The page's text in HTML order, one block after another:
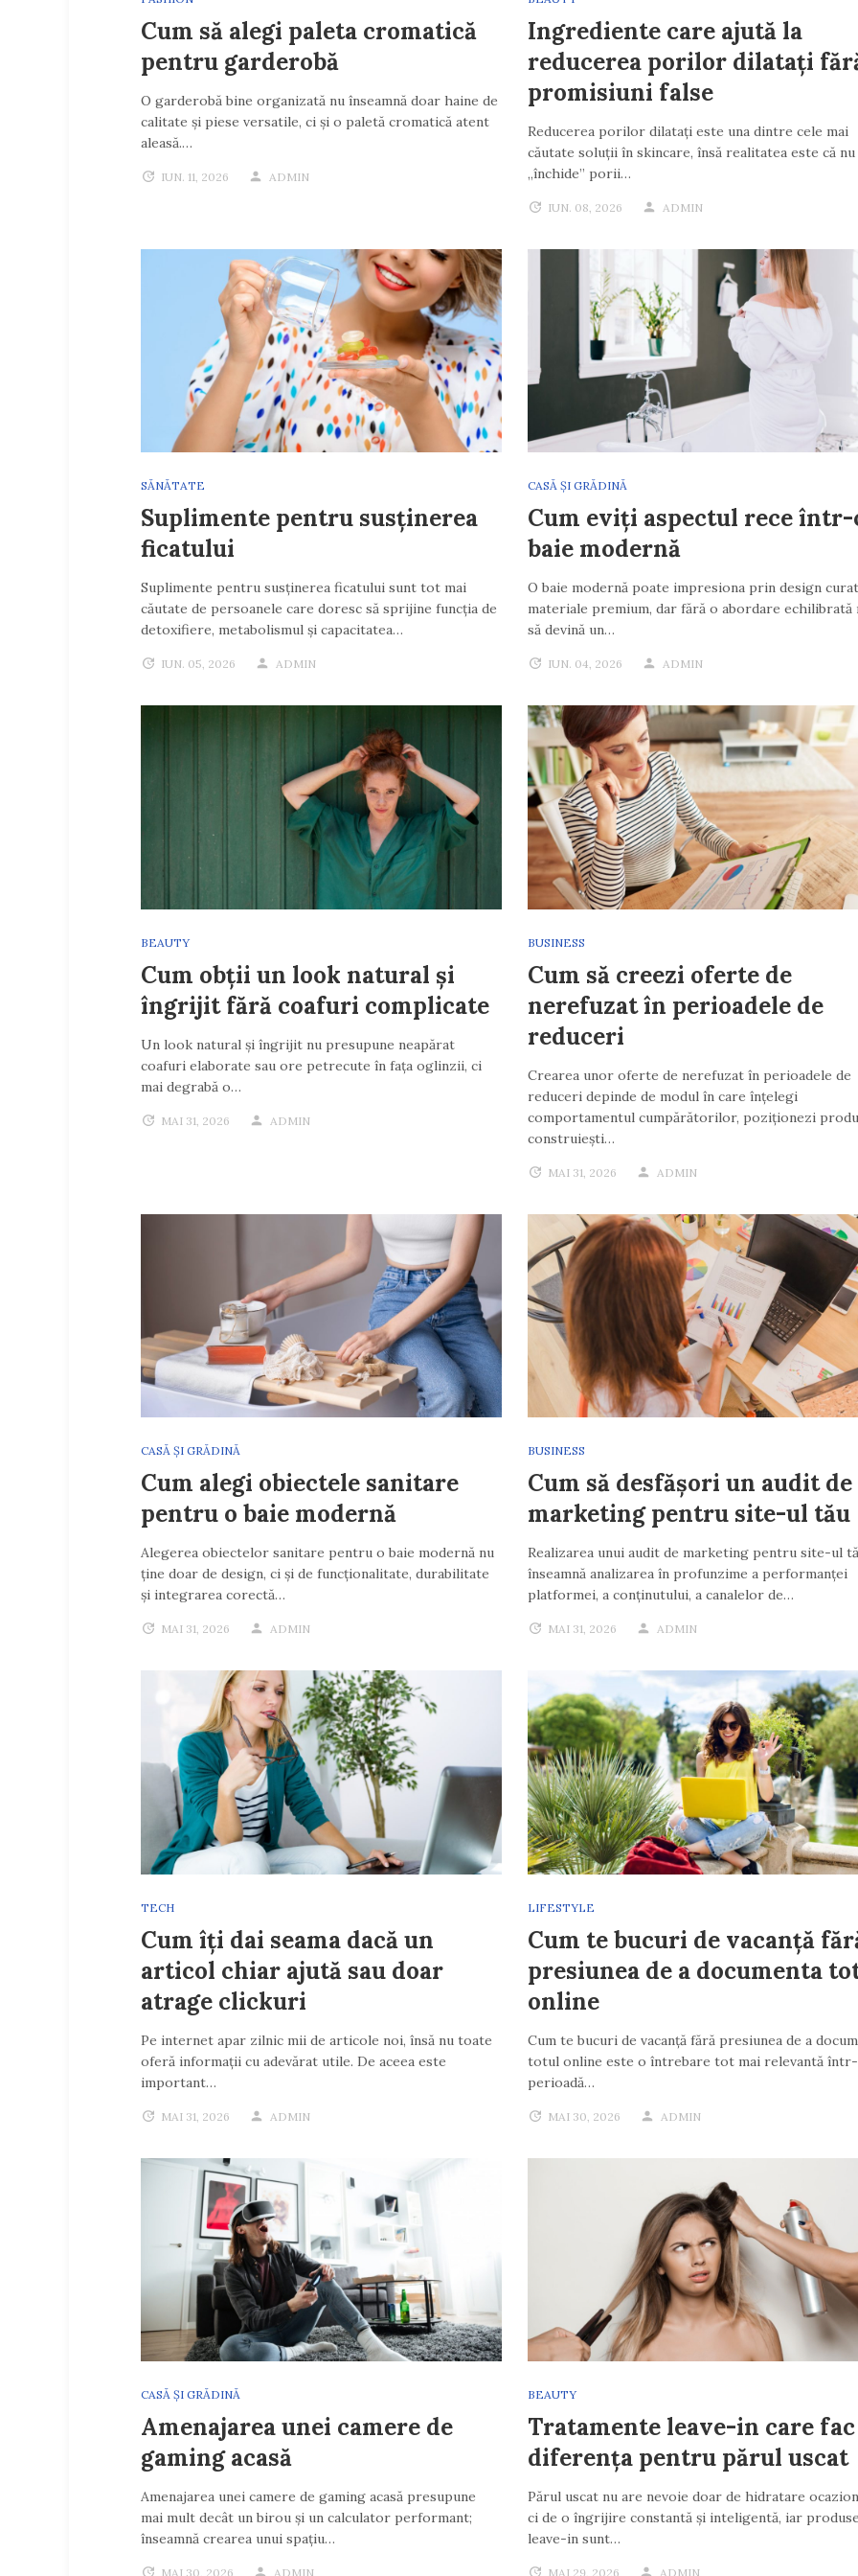
Cum să alegi paleta cromatică
pentru garderobă
O garderobă bine organizată nu înseamnă doar haine de
calitate și piese versatile, ci și o paletă cromatică atent
aleasă.…
IUN. 11, 2026 ADMIN
Ingrediente care ajută la
reducerea porilor dilatați
promisiuni false
Reducerea porilor dilatați este una dintre cele mai
căutate soluții în skincare, însă realitatea este că
„închide” porii…
IUN. 08, 2026 ADMIN
SĂNĂTATE
Suplimente pentru susținerea
ficatului
Suplimente pentru susținerea ficatului sunt tot mai
căutate de persoanele care doresc să sprijine funcția de
detoxifiere, metabolismul și capacitatea…
IUN. 05, 2026 ADMIN
CASĂ ȘI GRĂDINĂ
Cum eviți aspectul rece într-
baie modernă
O baie modernă poate impresiona prin design
materiale premium, dar fără o abordare echilibrată
să devină un…
IUN. 04, 2026 ADMIN
BEAUTY
Cum obții un look natural și
îngrijit fără coafuri complicate
Un look natural și îngrijit nu presupune neapărat
coafuri elaborate sau ore petrecute în fața oglinzii, ci
mai degrabă o…
MAI 31, 2026 ADMIN
BUSINESS
Cum să creezi oferte de
nerefuzat în perioadele de
reduceri
Crearea unor oferte de nerefuzat în perioadele de
reduceri depinde de modul în care înțelegi
comportamentul cumpărătorilor, poziționezi
construiești…
MAI 31, 2026 ADMIN
CASĂ ȘI GRĂDINĂ
Cum alegi obiectele sanitare
pentru o baie modernă
Alegerea obiectelor sanitare pentru o baie modernă nu
ține doar de design, ci și de funcționalitate, durabilitate
și integrarea corectă…
MAI 31, 2026 ADMIN
BUSINESS
Cum să desfășori un audit de
marketing pentru site-ul tău
Realizarea unui audit de marketing pentru site-ul
înseamnă analizarea în profunzime a performanței
platformei, a conținutului, a canalelor de…
MAI 31, 2026 ADMIN
TECH
Cum îți dai seama dacă un
articol chiar ajută sau doar
atrage clickuri
Pe internet apar zilnic mii de articole noi, însă nu toate
oferă informații cu adevărat utile. De aceea este
important…
MAI 31, 2026 ADMIN
LIFESTYLE
Cum te bucuri de vacanță
presiunea de a documenta
online
Cum te bucuri de vacanță fără presiunea de a
totul online este o întrebare tot mai relevantă
perioadă…
MAI 30, 2026 ADMIN
CASĂ ȘI GRĂDINĂ
Amenajarea unei camere de
gaming acasă
Amenajarea unei camere de gaming acasă presupune
mai mult decât un birou și un calculator performant;
înseamnă crearea unui spațiu…
MAI 30, 2026 ADMIN
BEAUTY
Tratamente leave-in care fac
diferența pentru părul uscat
Părul uscat nu are nevoie doar de hidratare
ci de o îngrijire constantă și inteligentă, iar
leave-in sunt…
MAI 29, 2026 ADMIN